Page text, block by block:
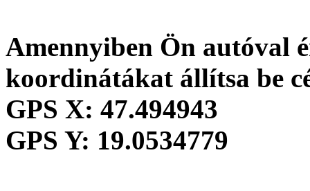
Amennyiben Ön autóval
koordinátákat állítsa be
GPS X: 47.494943
GPS Y: 19.0534779